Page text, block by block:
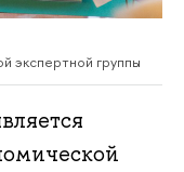
экспертной группы